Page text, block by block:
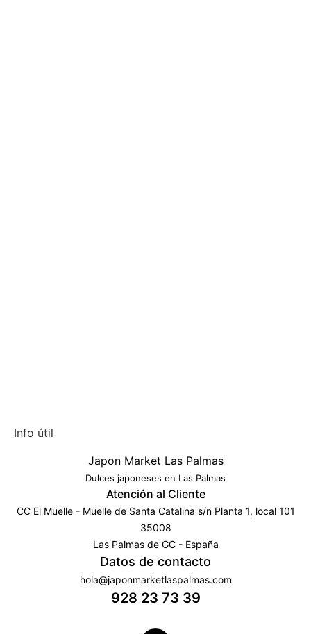
Info útil
Japon Market Las Palmas
Dulces japoneses en Las Palmas
Atención al Cliente
CC El Muelle - Muelle de Santa Catalina s/n Planta 1, local 101
35008
Las Palmas de GC - España
Datos de contacto
hola@japonmarketlaspalmas.com
928 23 73 39